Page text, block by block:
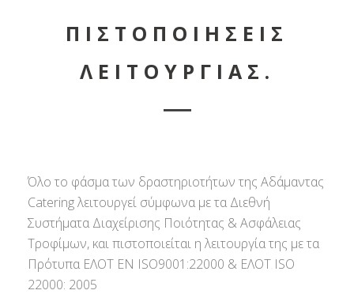
ΠΙΣΤΟΠΟΙΗΣΕΙΣ
ΛΕΙΤΟΥΡΓΙΑΣ.
Όλο το φάσμα των δραστηριοτήτων της Αδάμαντας
Catering λειτουργεί σύμφωνα με τα Διεθνή
Συστήματα Διαχείρισης Ποιότητας & Ασφάλειας
Τροφίμων, και πιστοποιείται η λειτουργία της με τα
Πρότυπα ΕΛΟΤ ΕΝ ISO9001:22000 & ΕΛΟΤ ISO
22000: 2005